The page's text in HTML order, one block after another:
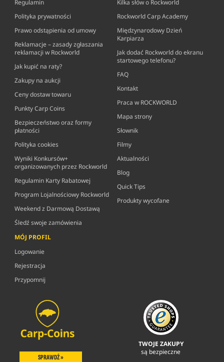
Regulamin
Polityka prywatności
Prawo odstąpienia od umowy
Reklamacje – zasady zgłaszania
reklamacji w Rockworld
Jak kupić na raty?
Zakupy na aukcji
Ceny dostaw towaru
Punkty Carp Coins
Bezpieczeństwo oraz formy
płatności
Polityka cookies
Wyniki Konkursów+
organizowanych przez Rockworld
Regulamin Karty Rabatowej
Program Lojalnościowy Rockworld
Weekend z Darmową Dostawą
Śledź swoje zamówienia
Kilka słów o Rockworld
Rockworld Carp Academy
Międzynarodowy Dzień
Karpiarza
Jak dodać Rockworld do ekranu
startowego telefonu?
FAQ
Kontakt
Praca w ROCKWORLD
Mapa strony
Słownik
Filmy
Aktualności
Blog
Quick Tips
Produkty wycofane
MÓJ PROFIL
Logowanie
Rejestracja
Przypomnij
SPRAWDŹ »
TWOJE ZAKUPY
są bezpieczne